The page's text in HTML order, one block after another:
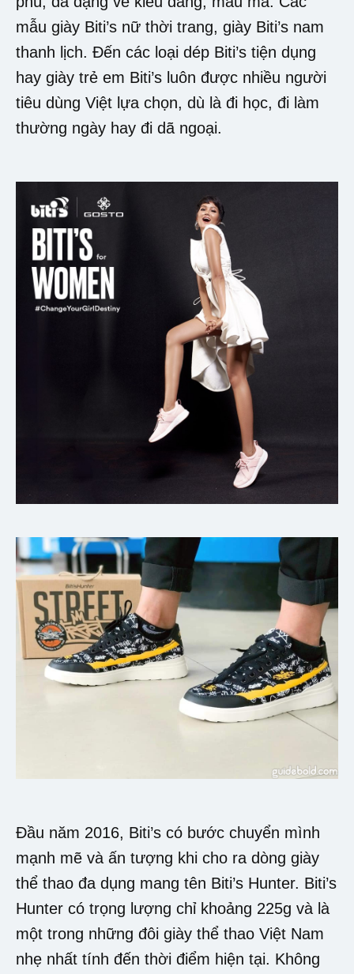
mẫu giày Biti’s nữ thời trang, giày Biti’s nam
thanh lịch. Đến các loại dép Biti’s tiện dụng
hay giày trẻ em Biti’s luôn được nhiều người
tiêu dùng Việt lựa chọn, dù là đi học, đi làm
thường ngày hay đi dã ngoại.
Đầu năm 2016, Biti’s có bước chuyển mình
mạnh mẽ và ấn tượng khi cho ra dòng giày
thể thao đa dụng mang tên Biti’s Hunter. Biti’s
Hunter có trọng lượng chỉ khoảng 225g và là
một trong những đôi giày thể thao Việt Nam
nhẹ nhất tính đến thời điểm hiện tại. Không